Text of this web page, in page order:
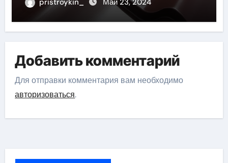
Добавить комментарий
Для отправки комментария вам необходимо
авторизоваться.